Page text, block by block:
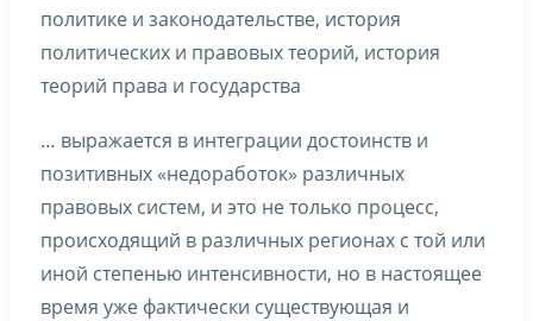
политике и законодательстве, история
политических и правовых теорий, история
теорий права и государства
… выражается в интеграции достоинств и
позитивных «недоработок» различных
правовых систем, и это не только процесс,
происходящий в различных регионах с той или
иной степенью интенсивности, но в настоящее
время уже фактически существующая и